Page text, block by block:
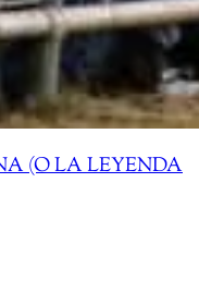
(O LA LEYENDA